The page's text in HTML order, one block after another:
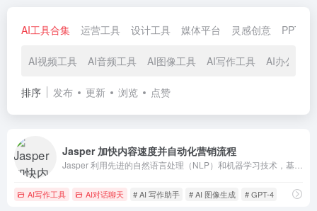
AI工具合集 运营工具 设计工具 媒体平台 灵感创意 PPT模
AI视频工具 AI音频工具 AI图像工具 AI写作工具 AI办公工具
排序 发布 更新 浏览 点赞
Jasper 加快内容速度并自动化营销流程
AI写作工具 AI对话聊天 # AI 写作助手 # AI 图像生成 # GPT-4